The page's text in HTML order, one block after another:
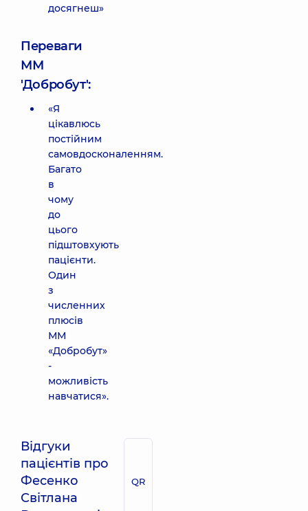
досягнеш»
Переваги
ММ
'Добробут':
«Я
цікавлюсь
постійним
самовдосконаленням.
Багато
в
чому
до
цього
підштовхують
пацієнти.
Один
з
численних
плюсів
ММ
«Добробут»
-
можливість
навчатися».
Відгуки
пацієнтів про
Фесенко
Світлана
QR